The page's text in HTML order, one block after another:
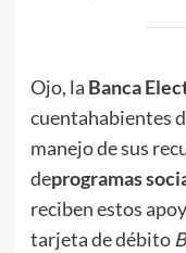
Ojo, la Banca
cuentahabientes
manejo de sus
deprogramas
reciben estos
tarjeta de débito